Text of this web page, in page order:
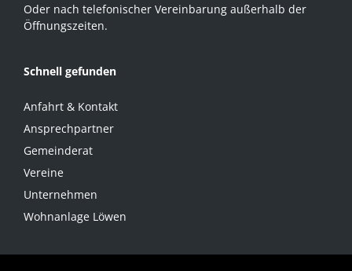
Oder nach telefonischer Vereinbarung außerhalb der
Öffnungszeiten.
Schnell gefunden
Anfahrt & Kontakt
Ansprechpartner
Gemeinderat
Vereine
Unternehmen
Wohnanlage Löwen